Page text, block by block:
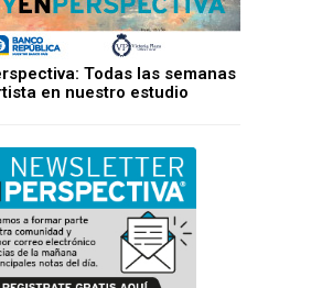
Todas las semanas
en nuestro estudio